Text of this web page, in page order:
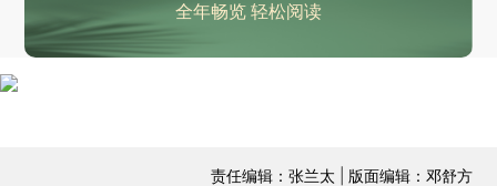
全年畅览 轻松阅读
责任编辑：张兰太 | 版面编辑：邓舒方